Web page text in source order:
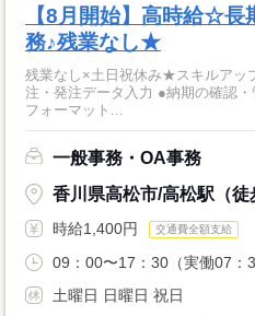
【8月開始】高時給☆
務♪残業なし★
残業なし×土日祝休み★スキルアッ
注・発注データ入力 ●納期の確認
フォーマット...
一般事務・OA事務
香川県高松市/高松駅（徒
時給1,400円 交通費全額支給
09：00〜17：30（実働07：
土曜日 日曜日 祝日